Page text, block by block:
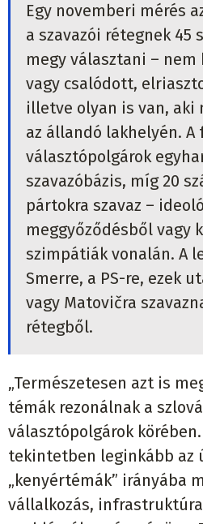
Egy novemberi mérés
a szavazói rétegnek 45
megy választani –
vagy csalódott,
illetve olyan is van, aki
az állandó lakhelyén.
választópolgárok
szavazóbázis, míg 20
pártokra szavaz –
meggyőződésből vagy
szimpátiák vonalán. A
Smerre, a PS-re, ezek
vagy Matovičra
rétegből.
„Természetesen azt is
témák rezonálnak a
választópolgárok
tekintetben leginkább az
„kenyértémák” irányába
vállalkozás,